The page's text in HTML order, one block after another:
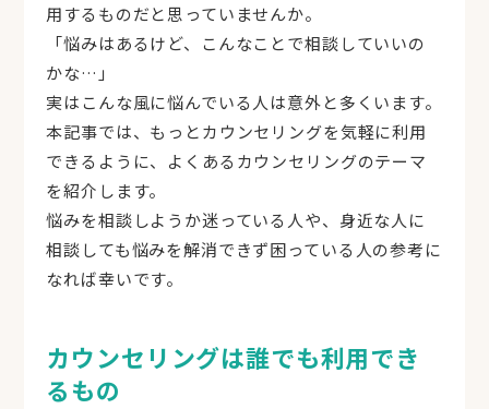
用するものだと思っていませんか。
「悩みはあるけど、こんなことで相談していいの
かな…」
実はこんな風に悩んでいる人は意外と多くいます。
本記事では、もっとカウンセリングを気軽に利用
できるように、よくあるカウンセリングのテーマ
を紹介します。
悩みを相談しようか迷っている人や、身近な人に
相談しても悩みを解消できず困っている人の参考に
なれば幸いです。
カウンセリングは誰でも利用でき
るもの